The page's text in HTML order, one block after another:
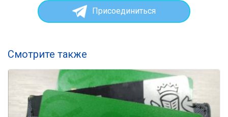
Присоединиться
Смотрите также